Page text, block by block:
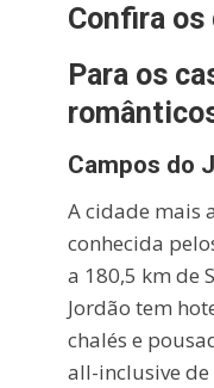
Confira
Para os
Campos do
A cidade mais
conhecida
a 180,5 km de
Jordão tem
chalés e
all-inclusive